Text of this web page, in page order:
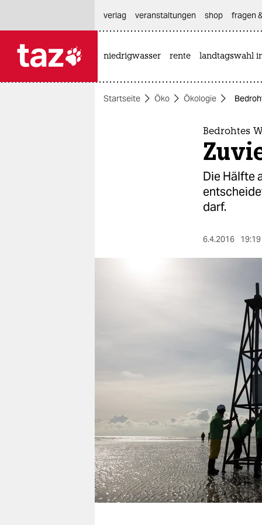
themen
fragen & hilfe
unterstützen
abo
genossenschaft
verlag
veranstaltungen shop fragen
niedrigwasser rente landtagswahl
Startseite Öko Ökologie
Bedrohtes
Die Hälfte
darf.
6.4.2016